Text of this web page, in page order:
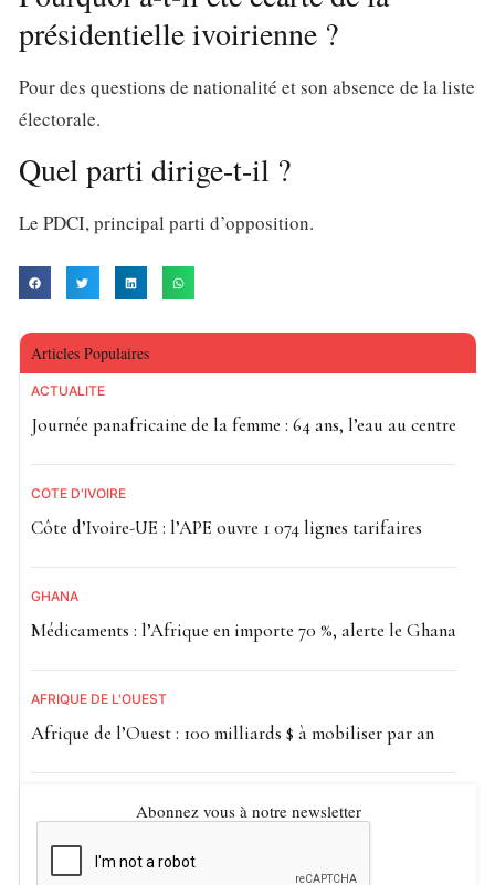
présidentielle ivoirienne ?
Pour des questions de nationalité et son absence de la liste
électorale.
Quel parti dirige-t-il ?
Le PDCI, principal parti d’opposition.
Articles Populaires
ACTUALITE
Journée panafricaine de la femme : 64 ans, l’eau au centre
CÔTE D'IVOIRE
Côte d’Ivoire-UE : l’APE ouvre 1 074 lignes tarifaires
GHANA
Médicaments : l’Afrique en importe 70 %, alerte le Ghana
AFRIQUE DE L'OUEST
Afrique de l’Ouest : 100 milliards $ à mobiliser par an
Abonnez vous à notre newsletter